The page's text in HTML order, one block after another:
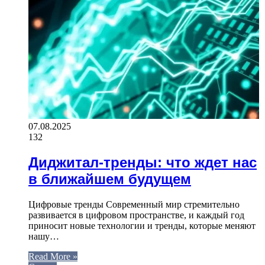
07.08.2025
132
Диджитал-тренды: что ждет нас
в ближайшем будущем
Цифровые тренды Современный мир стремительно
развивается в цифровом пространстве, и каждый год
приносит новые технологии и тренды, которые меняют
нашу…
Read More »